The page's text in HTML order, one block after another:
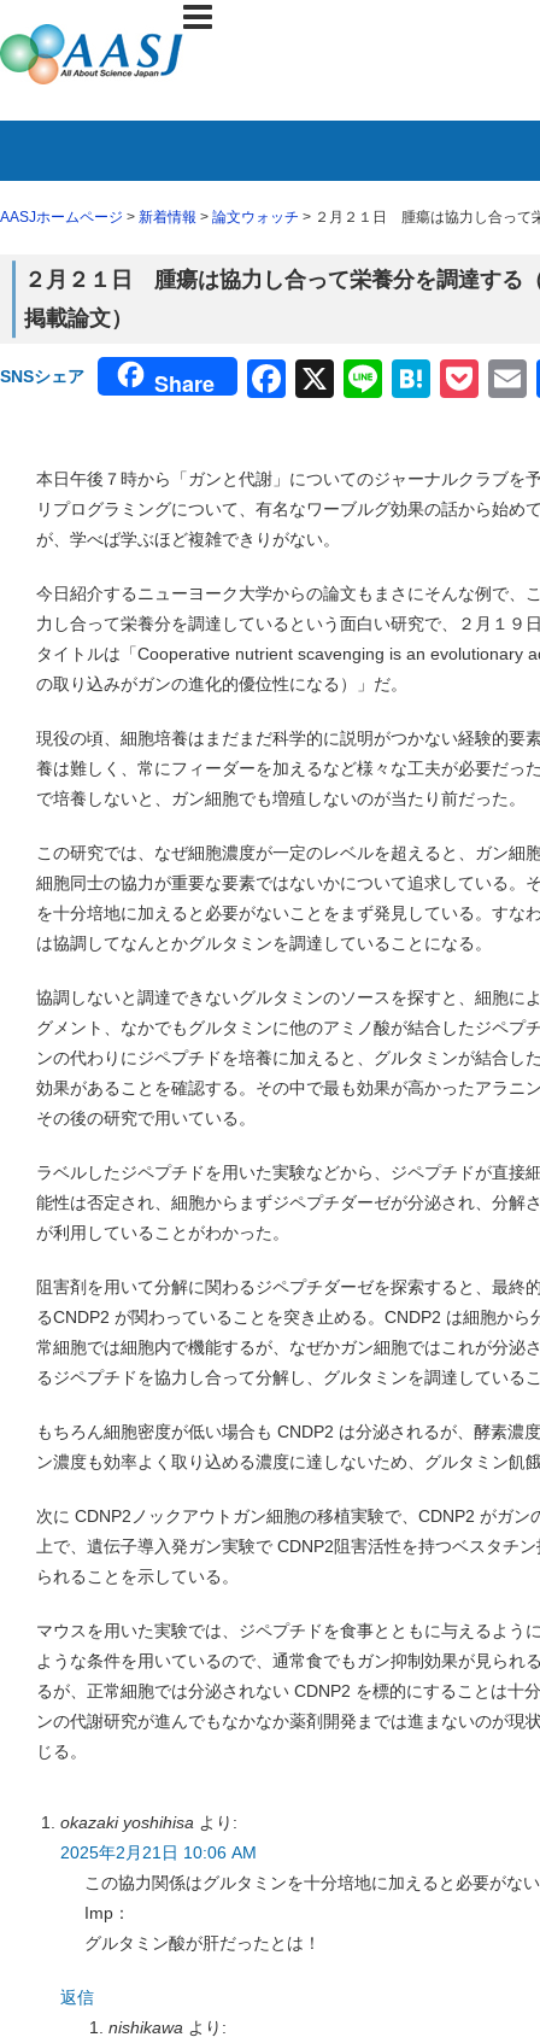
AASJホームページ > 新着情報 > 論文ウォッチ > ２月２１日 腫瘍は協力し合って
２月２１日 腫瘍は協力し合って栄養分を調達する
掲載論文）
SNSシェア Share Facebook
X Line
本日午後７時から「ガンと代謝」についてのジャーナルクラブを
リプログラミングについて、有名なワーブルグ効果の話から始め
が、学べば学ぶほど複雑できりがない。
今日紹介するニューヨーク大学からの論文もまさにそんな例で、
力し合って栄養分を調達しているという面白い研究で、２月１９
タイトルは「Cooperative nutrient scavenging is an evolutionary
の取り込みがガンの進化的優位性になる）」だ。
現役の頃、細胞培養はまだまだ科学的に説明がつかない経験的要
養は難しく、常にフィーダーを加えるなど様々な工夫が必要だっ
で培養しないと、ガン細胞でも増殖しないのが当たり前だった。
この研究では、なぜ細胞濃度が一定のレベルを超えると、ガン細
細胞同士の協力が重要な要素ではないかについて追求している。
を十分培地に加えると必要がないことをまず発見している。すな
は協調してなんとかグルタミンを調達していることになる。
協調しないと調達できないグルタミンのソースを探すと、細胞に
グメント、なかでもグルタミンに他のアミノ酸が結合したジペプ
ンの代わりにジペプチドを培養に加えると、グルタミンが結合し
効果があることを確認する。その中で最も効果が高かったアラニ
その後の研究で用いている。
ラベルしたジペプチドを用いた実験などから、ジペプチドが直接
能性は否定され、細胞からまずジペプチダーゼが分泌され、分解
が利用していることがわかった。
阻害剤を用いて分解に関わるジペプチダーゼを探索すると、最終
るCNDP2 が関わっていることを突き止める。CNDP2 は細胞か
常細胞では細胞内で機能するが、なぜかガン細胞ではこれが分泌
るジペプチドを協力し合って分解し、グルタミンを調達している
もちろん細胞密度が低い場合も CNDP2 は分泌されるが、酵素濃
ン濃度も効率よく取り込める濃度に達しないため、グルタミン飢
次に CDNP2ノックアウトガン細胞の移植実験で、CDNP2 がガ
上で、遺伝子導入発ガン実験で CDNP2阻害活性を持つベスタチ
られることを示している。
マウスを用いた実験では、ジペプチドを食事とともに与えるよう
ような条件を用いているので、通常食でもガン抑制効果が見られ
るが、正常細胞では分泌されない CDNP2 を標的にすることは十
ンの代謝研究が進んでもなかなか薬剤開発までは進まないのが現
じる。
okazaki yoshihisa より:
2025年2月21日 10:06 AM
この協力関係はグルタミンを十分培地に加えると必要がな
Imp：
グルタミン酸が肝だったとは！
返信
nishikawa より: